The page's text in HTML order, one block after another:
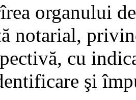
organului de
notarial,
cu
şi